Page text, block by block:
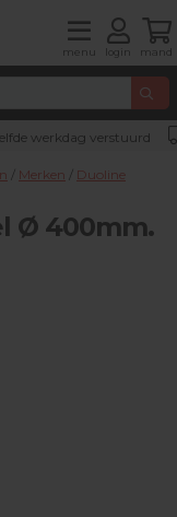
menu login mand
werkdag verstuurd
/ Merken / Duoline
Ø 400mm.